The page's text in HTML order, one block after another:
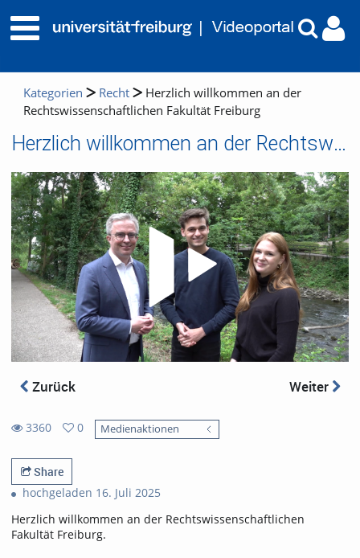
Kategorien Recht
Herzlich willkommen an der
Rechtswissenschaftlichen Fakultät Freiburg
Herzlich willkommen an der Rechtswissenschaftlichen Fakultät Freiburg
Zurück Weiter
3360
views
0
favorites
Medienaktionen
Share
hochgeladen 16. Juli 2025
Herzlich willkommen an der Rechtswissenschaftlichen
Fakultät Freiburg.